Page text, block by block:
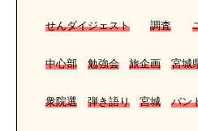
せんダイジェスト 調査
中心部 勉強会 旅企画 宮城
衆院選 弾き語り 宮城 バン